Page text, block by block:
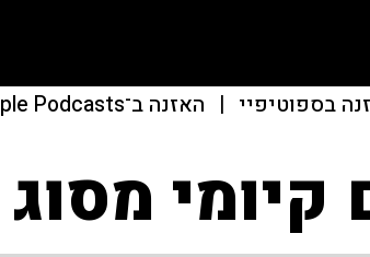
בספוטיפיי | האזנה ב־Apple Podcasts
קיומי